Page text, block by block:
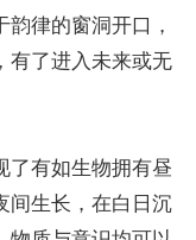
律的窗洞开口，
有了进入未来或无
了有如生物拥有昼
间生长，在白日沉